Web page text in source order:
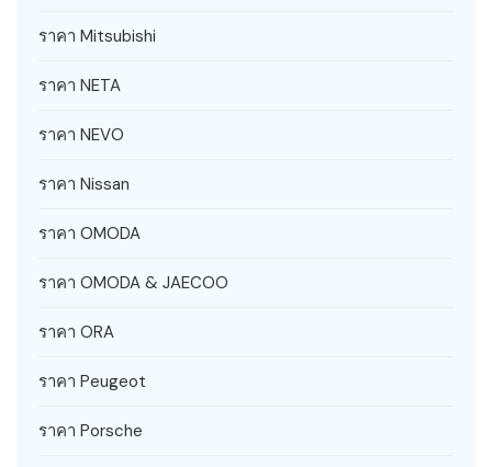
ราคา Mitsubishi
ราคา NETA
ราคา NEVO
ราคา Nissan
ราคา OMODA
ราคา OMODA & JAECOO
ราคา ORA
ราคา Peugeot
ราคา Porsche